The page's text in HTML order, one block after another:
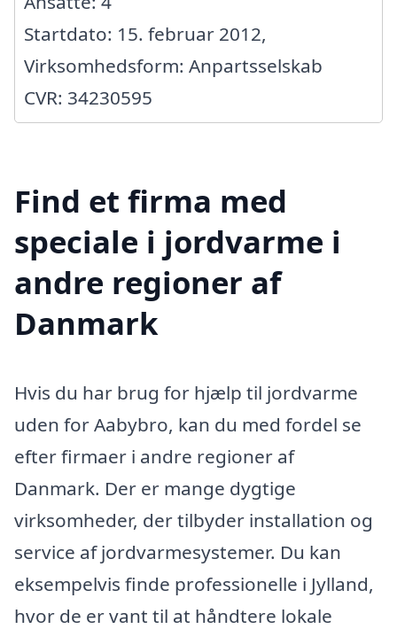
Startdato: 15. februar 2012,
Virksomhedsform: Anpartsselskab
CVR: 34230595
Find et firma med
speciale i jordvarme i
andre regioner af
Danmark
Hvis du har brug for hjælp til jordvarme
uden for Aabybro, kan du med fordel se
efter firmaer i andre regioner af
Danmark. Der er mange dygtige
virksomheder, der tilbyder installation og
service af jordvarmesystemer. Du kan
eksempelvis finde professionelle i Jylland,
hvor de er vant til at håndtere lokale